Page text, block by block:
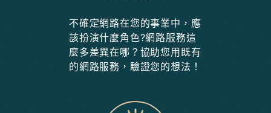
不確定網路在您的事業中，應
該扮演什麼角色?網路服務這
麼多差異在哪？協助您用既有
的網路服務，驗證您的想法！